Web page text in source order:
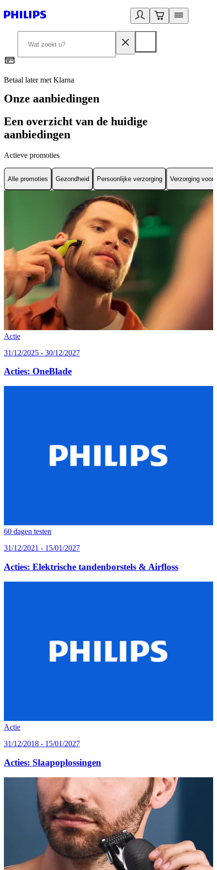
Betaal later met Klarna
Onze aanbiedingen
Een overzicht van de huidige
aanbiedingen
Actieve promoties
Alle promoties Gezondheid Persoonlijke verzorging Verzorging voor
Actie
31/12/2025 - 30/12/2027
Acties: OneBlade
60 dagen testen
31/12/2021 - 15/01/2027
Acties: Elektrische tandenborstels & Airfloss
Actie
31/12/2018 - 15/01/2027
Acties: Slaapoplossingen